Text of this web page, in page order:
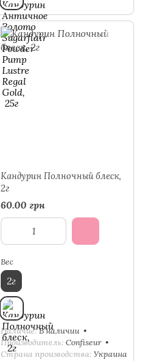
Кандурин Полночный блеск,
2г
60.00 грн
Вес
2г
Наличие В наличии
Производитель Confiseur
Страна производства Украина